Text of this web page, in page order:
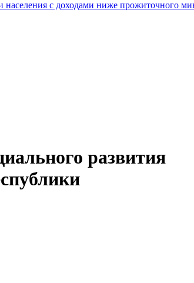
с доходами ниже прожиточного
развития